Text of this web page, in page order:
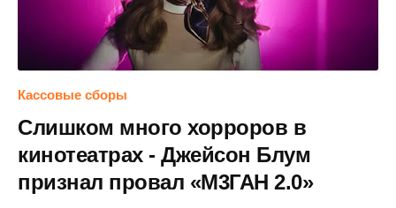
Кассовые сборы
Слишком много хорроров в
кинотеатрах - Джейсон Блум
признал провал «М3ГАН 2.0»